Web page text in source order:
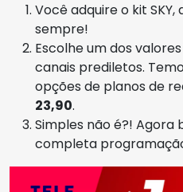
Você adquire o kit
sempre!
Escolhe um dos
canais prediletos.
opções de planos de
23,90.
Simples não é?!
completa programação